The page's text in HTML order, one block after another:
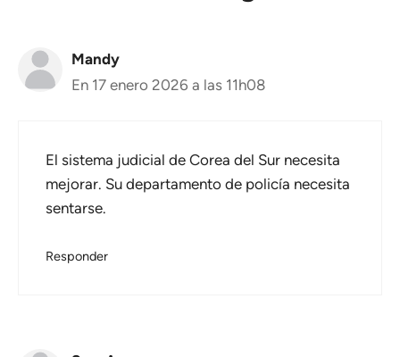
Mandy
En 17 enero 2026 a las 11h08
El sistema judicial de Corea del Sur necesita
mejorar. Su departamento de policía necesita
sentarse.
Responder